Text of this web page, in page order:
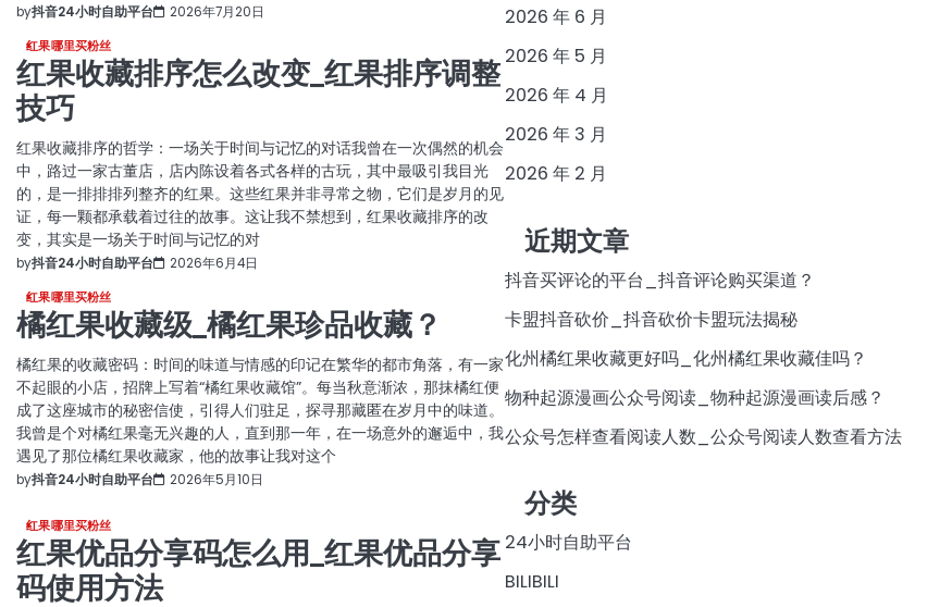
by抖音24小时自助平台 2026年7月20日
红果哪里买粉丝
红果收藏排序怎么改变_红果排序调整
技巧
红果收藏排序的哲学：一场关于时间与记忆的对话我曾在一次偶然的机会
中，路过一家古董店，店内陈设着各式各样的古玩，其中最吸引我目光
的，是一排排排列整齐的红果。这些红果并非寻常之物，它们是岁月的见
证，每一颗都承载着过往的故事。这让我不禁想到，红果收藏排序的改
变，其实是一场关于时间与记忆的对
by抖音24小时自助平台 2026年6月4日
红果哪里买粉丝
橘红果收藏级_橘红果珍品收藏？
橘红果的收藏密码：时间的味道与情感的印记在繁华的都市角落，有一家
不起眼的小店，招牌上写着“橘红果收藏馆”。每当秋意渐浓，那抹橘红便
成了这座城市的秘密信使，引得人们驻足，探寻那藏匿在岁月中的味道。
我曾是个对橘红果毫无兴趣的人，直到那一年，在一场意外的邂逅中，我
遇见了那位橘红果收藏家，他的故事让我对这个
by抖音24小时自助平台 2026年5月10日
红果哪里买粉丝
红果优品分享码怎么用_红果优品分享
码使用方法
2026 年 6 月
2026 年 5 月
2026 年 4 月
2026 年 3 月
2026 年 2 月
近期文章
抖音买评论的平台_抖音评论购买渠道？
卡盟抖音砍价_抖音砍价卡盟玩法揭秘
化州橘红果收藏更好吗_化州橘红果收藏佳吗？
物种起源漫画公众号阅读_物种起源漫画读后感？
公众号怎样查看阅读人数_公众号阅读人数查看方法
分类
24小时自助平台
BILIBILI